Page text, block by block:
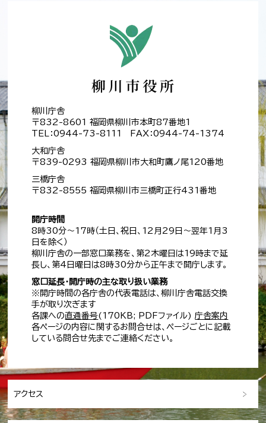
柳川庁舎
〒832-8601 福岡県柳川市本町87番地1
TEL：0944-73-8111 FAX：0944-74-1374
大和庁舎
〒839-0293 福岡県柳川市大和町鷹ノ尾120番地
三橋庁舎
〒832-8555 福岡県柳川市三橋町正行431番地
開庁時間
8時30分～17時（土日、祝日、12月29日～翌年1月3
日を除く）
柳川庁舎の一部窓口業務を、第2木曜日は19時まで延
長し、第4日曜日は8時30分から正午まで開庁します。
窓口延長・開庁時の主な取り扱い業務
※開庁時間の各庁舎の代表電話は、柳川庁舎電話交換
手が取り次ぎます
各課への直通番号(170KB; PDFファイル)庁舎案内
各ページの内容に関するお問合せは、ページごとに記載
している問合せ先までご連絡ください。
アクセス